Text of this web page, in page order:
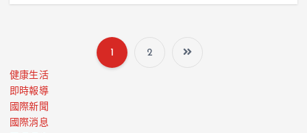
1 2
健康生活
即時報導
國際新聞
國際消息